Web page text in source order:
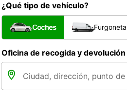
¿Qué tipo de vehículo?
Coches
Oficina de recogida y devolución